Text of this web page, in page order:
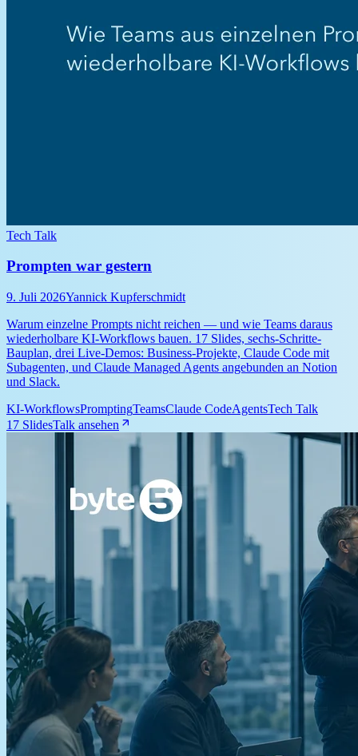
Tech Talk
Prompten war gestern
9. Juli 2026Yannick Kupferschmidt
Warum einzelne Prompts nicht reichen — und wie Teams daraus
wiederholbare KI-Workflows bauen. 17 Slides, sechs-Schritte-
Bauplan, drei Live-Demos: Business-Projekte, Claude Code mit
Subagenten, und Claude Managed Agents angebunden an Notion
und Slack.
KI-WorkflowsPromptingTeamsClaude CodeAgentsTech Talk
17 SlidesTalk ansehen